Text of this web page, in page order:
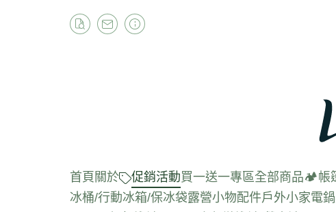
首頁 關於 促銷活動買一送一專區全部商品🏕️帳
冰桶/行動冰箱/保冰袋露營小物配件戶外小家電